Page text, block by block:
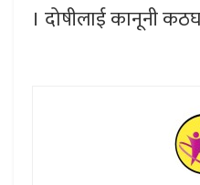
। दोषीलाई कानूनी